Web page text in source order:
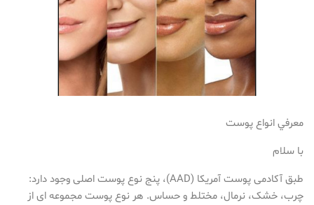
معرفي انواع پوست
با سلام
طبق آکادمی پوست آمریکا (AAD)، پنج نوع پوست اصلی وجود دارد:
چرب، خشک، نرمال، مختلط و حساس. هر نوع پوست مجموعه ای از